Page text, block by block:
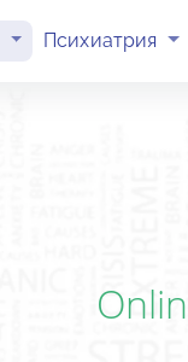
(current)Психиатрия